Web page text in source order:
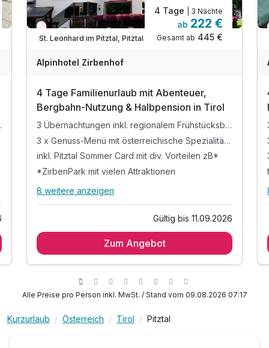
Nur noch Restplätze
St. Leonhard im Pitztal, Pitztal
4 Tage | 3 Nächte
ab 222 €
Gesamt ab 445 €
Alpinhotel Zirbenhof
4 Tage Familienurlaub mit Abenteuer,
Bergbahn-Nutzung & Halbpension in Tirol
3 Übernachtungen inkl. regionalem Frühstücksbuffet
3 x Genuss-Menü mit österreichische Spezialitäten
inkl. Pitztal Sommer Card mit div. Vorteilen zB*
*ZirbenPark mit vielen Attraktionen
Alle Inklusivleistungen
Frühstücksbuffet
3 x Genuss-Menü mit österreichische
inkl. Pitztal Sommer Card mit div. Vorteilen zB*
*ZirbenPark mit vielen Attraktionen
*Pitz Park inkl. Badeteich
8 weitere anzeigen
Gültig bis 11.09.2026
Zum Angebot
Alle Preise pro Person inkl. MwSt. / Stand vom 09.08.2026 07:17
Kurzurlaub Österreich Tirol Pitztal